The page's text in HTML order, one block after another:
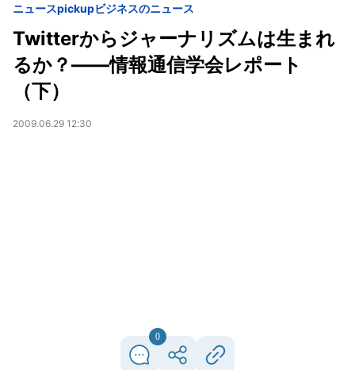
ニュースpickupビジネスのニュース
Twitterからジャーナリズムは生まれ
るか？――情報通信学会レポート
（下）
2009.06.29 12:30
0